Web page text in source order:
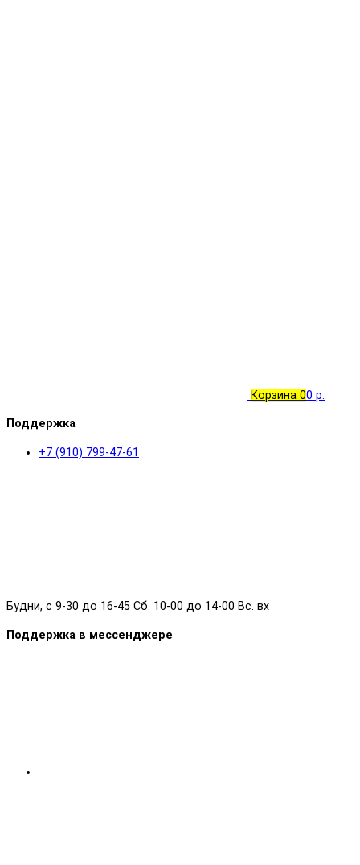
Корзина 00 р.
Поддержка
+7 (910) 799-47-61
Будни, с 9-30 до 16-45 Сб. 10-00 до 14-00 Вс. вх
Поддержка в мессенджере